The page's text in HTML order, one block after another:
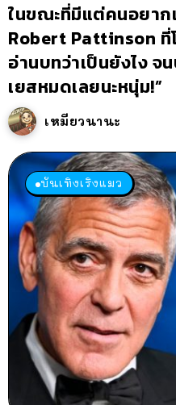
ในขณะที่มีแต่คนอยา
Robert Pattinson ที่
อ่านบทว่าเป็นยังไง จ
เยสหมดเลยนะหนุ่ม!”
เหมียวนานะ
บันเทิงเริงแมว